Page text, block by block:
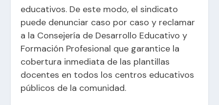
educativos. De este modo, el sindicato
puede denunciar caso por caso y reclamar
a la Consejería de Desarrollo Educativo y
Formación Profesional que garantice la
cobertura inmediata de las plantillas
docentes en todos los centros educativos
públicos de la comunidad.